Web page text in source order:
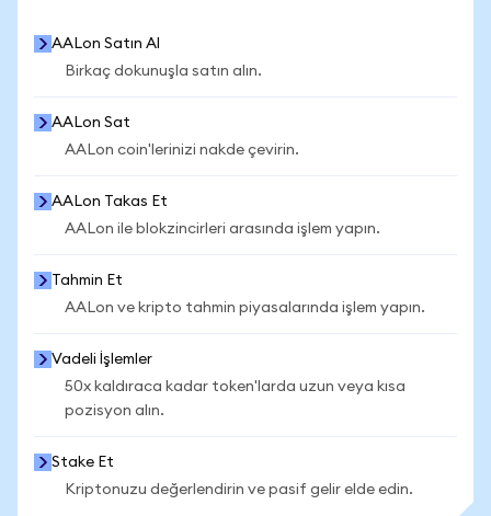
AALon Satın Al
Birkaç dokunuşla satın alın.
AALon Sat
AALon coin'lerinizi nakde çevirin.
AALon Takas Et
AALon ile blokzincirleri arasında işlem yapın.
Tahmin Et
AALon ve kripto tahmin piyasalarında işlem yapın.
Vadeli İşlemler
50x kaldıraca kadar token'larda uzun veya kısa
pozisyon alın.
Stake Et
Kriptonuzu değerlendirin ve pasif gelir elde edin.